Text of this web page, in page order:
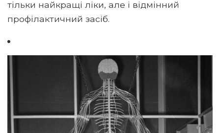
тільки найкращі ліки, але і відмінний
профілактичний засіб.